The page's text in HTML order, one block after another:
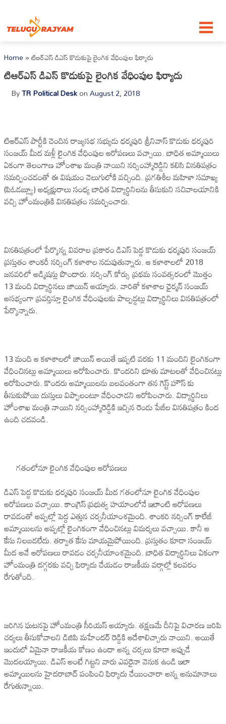
Home»టిఆర్ఎస్ డిఎస్ కొడుకుపై లైంగిక వేధింపుల ఫిర్యాదు
టిఆర్ఎస్ డిఎస్ కొడుకుపై లైంగిక వేధింపుల ఫిర్యాదు
ByTR Political DeskonAugust 2, 2018
టిఆర్ఎస్ పార్టీకి చెందిన రాజ్యసభ సభ్యుడు ధర్మపురి శ్రీనివాస్ కొడుకు ధర్మపురి
సంజయ్ మీద మళ్లీ లైంగిక వేధింపుల ఆరోపణలు వచ్చాయి. బాధిత అమ్మాయిలు
ఏకంగా తెలంగాణ హోంశాఖ మంత్రి నాయిని నర్సింహ్మారెడ్డిని కలిసి వినతిపత్రం
సమర్పించడంతో ఈ విషయం వెలుగులోకి వచ్చింది. ప్రగతిశీల మహిళా సమాఖ్య
(పిఓడబ్ల్యూ) అధ్యక్షురాలు సంధ్య బాధిత విద్యార్థినిలను తీసుకుని సచివాలయానికి
వచ్చి హోంమంత్రికి వినతిపత్రం సమర్పించారు.
వినతిపత్రంలో పేర్కొన్న వివరాల ప్రకారం డిఎస్ పెద్ద కొడుకు ధర్మపురి సంజయ్
ప్రస్తుతం శాంకరీ నర్సింగ్ కళాశాల నడుపుతున్నారు. ఆ కళాశాలలో 2018
జనవరిలో అడ్మిషన్లు పొందారు. నర్సింగ్ కోర్సు ప్రథమ సంవత్సరంలో మొత్తం
13 మంది విద్యార్థినలు జాయిన్ అయ్యారు. వారితో కళాశాల ఛైర్మన్ సంజయ్
అసభ్యంగా ప్రవర్తిస్తూ లైంగిక వేధింపులకు పాల్పడ్డట్లు విద్యార్థినిలు వినతిపత్రంలో
పేర్కొన్నారు.
13 మంది ఆ కళాశాలలో జాయిన్ అయితే ఇప్పటి వరకు 11 మందిని లైంగికంగా
వేధించినట్లు అమ్మాయిలు ఆరోపించారు. కొందరిని భూతు మాటలతో వేధించినట్లు
ఆరోపించారు. కొందరు అమ్మాయిలను బలవంతంగా తన గెస్ట్ హౌస్ కు
తీసుకుపోయి దుస్తులు విప్పాలంటూ వేధించాడని ఆరోపించారు. విద్యార్థినిలు
హోంశాఖ మంత్రి నాయిని నర్సింహ్మారెడ్డికి ఇచ్చిన రెండు పేజీల వినతిపత్రం కింద
ఉంది చదవండి.
గతంలోనూ లైంగిక వేధింపుల ఆరోపణలు
డిఎస్ పెద్ద కొడుకు ధర్మపురి సంజయ్ మీద గతంలోనూ లైంగిక వేధింపుల
ఆరోపణలు వచ్చాయి. కాంగ్రెస్ ప్రభుత్వ హయాంలోనే ఇలాంటి ఆరోపణలు
రావడంతో అప్పట్లో పెద్ద ఎత్తున చర్చనీయాంశమైంది. శాంకరి నర్సింగ్ కాలేజీ
అమ్మాయిలను అప్పట్లో లైంగికంగా వేధించినట్లు విమర్శలు వచ్చాయి. కానీ ఆ
కేసు నిలబడలేదు. తర్వాత కేసు మాయమైపోయింది. ప్రస్తుతం కూడా సంజయ్
మీద అవే ఆరోపణలు రావడం చర్చనీయాంశమైంది. బాధిత విద్యార్థినిలు ఏకంగా
హోంమంత్రి దగ్గరకు వచ్చి ఫిర్యాదు చేయడం రాజకీయ వర్గాల్లో కలవరం
రేగుతోంది.
జరిగిన ఘటనపై హోంమంత్రి సీరియస్ అయ్యారు. తక్షణమే దీనిపై విచారణ జరిపి
చర్యలు తీసుకోవాలని డిజిపి మహేందర్ రెడ్డికి ఆదేశాలిచ్చారు నాయిని. అయితే
ఇందులో ఏమైనా రాజకీయ కోణం ఉందా అన్న చర్చలు కూడా అప్పుడే
మొదలయ్యాయి. డిఎస్ అంటే గిట్టని వారు ఎవరైనా వెనుక ఉండి ఇలా
అమ్మాయిలను హైదరాబాద్ పంపించి ఫిర్యాదు చేయించారా అన్న అనుమానాలు
రేగుతున్నాయి.